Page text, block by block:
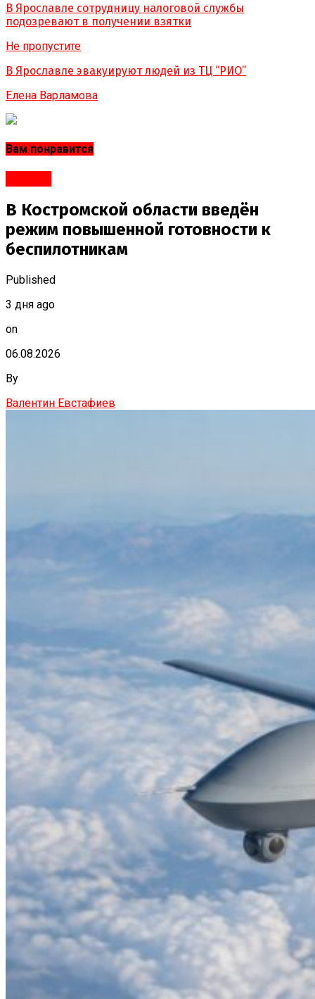
В Ярославле сотрудницу налоговой службы
подозревают в получении взятки
Не пропустите
В Ярославле эвакуируют людей из ТЦ “РИО”
Елена Варламова
Вам понравится
В Костромской области введён
режим повышенной готовности к
беспилотникам
Published
3 дня ago
on
06.08.2026
By
Валентин Евстафиев